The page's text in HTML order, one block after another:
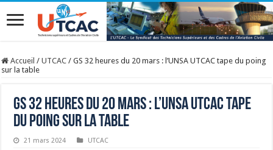
Accueil / UTCAC / GS 32 heures du 20 mars : l’UNSA UTCAC tape du poing
sur la table
GS 32 heures du 20 mars : l’UNSA UTCAC tape
du poing sur la table
21 mars 2024 UTCAC